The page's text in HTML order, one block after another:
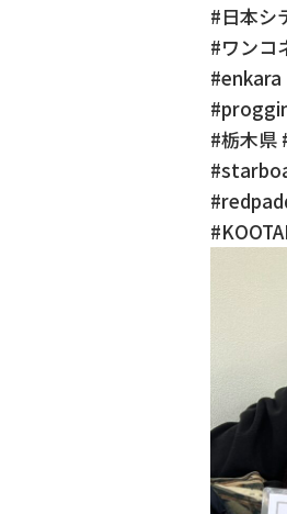
#日本シ
#ワンコ
#enkara
#栃木県